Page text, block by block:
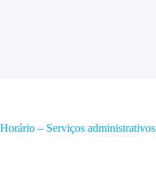
Horário – Serviços administrativos